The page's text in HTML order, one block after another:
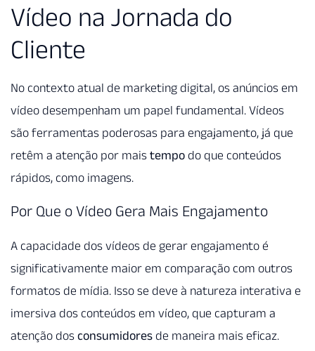
Vídeo na Jornada do
Cliente
No contexto atual de marketing digital, os anúncios em
vídeo desempenham um papel fundamental. Vídeos
são ferramentas poderosas para engajamento, já que
retêm a atenção por mais tempo do que conteúdos
rápidos, como imagens.
Por Que o Vídeo Gera Mais Engajamento
A capacidade dos vídeos de gerar engajamento é
significativamente maior em comparação com outros
formatos de mídia. Isso se deve à natureza interativa e
imersiva dos conteúdos em vídeo, que capturam a
atenção dos consumidores de maneira mais eficaz.